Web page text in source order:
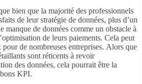
bien que la majorité des professionnels
de leur stratégie de données, plus d’un
manque de données comme un obstacle à
de leurs paiements. Cela peut
de nombreuses entreprises. Alors que
sont réticents à revoir
des données, cela pourrait être la
KPI.